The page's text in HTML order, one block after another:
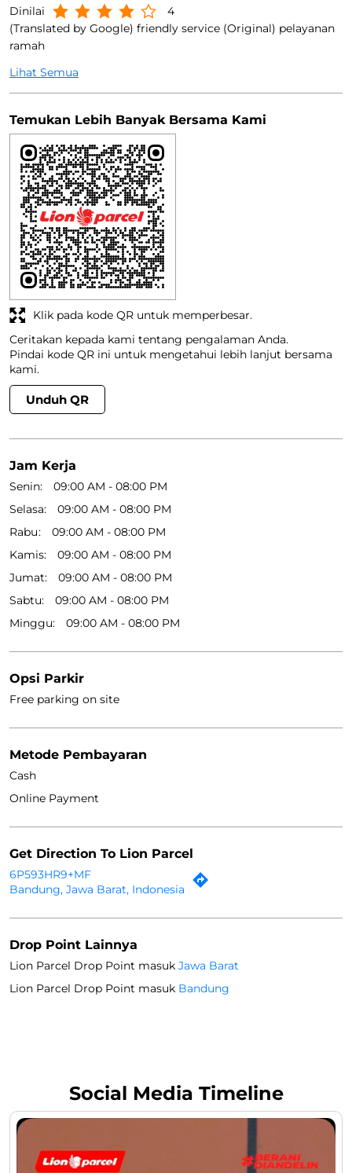
Dinilai
4
(Translated by Google) friendly service (Original) pelayanan
ramah
Lihat Semua
Temukan Lebih Banyak Bersama Kami
Ceritakan kepada kami tentang pengalaman Anda.
Pindai kode QR ini untuk mengetahui lebih lanjut bersama
kami.
Unduh QR
Klik pada kode QR untuk memperbesar.
Jam Kerja
Senin
09:00 AM - 08:00 PM
Selasa
09:00 AM - 08:00 PM
Rabu
09:00 AM - 08:00 PM
Kamis
09:00 AM - 08:00 PM
Jumat
09:00 AM - 08:00 PM
Sabtu
09:00 AM - 08:00 PM
Minggu
09:00 AM - 08:00 PM
Opsi Parkir
Free parking on site
Metode Pembayaran
Cash
Online Payment
Get Direction To Lion Parcel
6P593HR9+MF
Bandung, Jawa Barat, Indonesia
Drop Point Lainnya
Lion Parcel Drop Point masuk Jawa Barat
Lion Parcel Drop Point masuk Bandung
Social Media Timeline